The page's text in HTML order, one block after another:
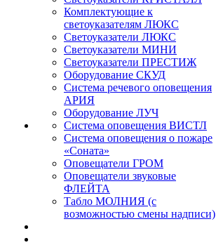
Комплектующие к
светоуказателям ЛЮКС
Светоуказатели ЛЮКС
Светоуказатели МИНИ
Светоуказатели ПРЕСТИЖ
Оборудование СКУД
Система речевого оповещения
АРИЯ
Оборудование ЛУЧ
Система оповещения ВИСТЛ
Система оповещения о пожаре
«Соната»
Оповещатели ГРОМ
Оповещатели звуковые
ФЛЕЙТА
Табло МОЛНИЯ (с
возможностью смены надписи)